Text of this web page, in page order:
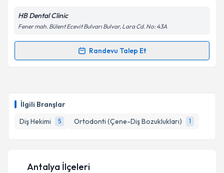
İlgili Branşlar
Diş Hekimi
5 Ortodonti (Çene-Diş Bozuklukları) 1
HB Dental Clinic
Fener mah. Bülent Ecevit Bulvarı Bulvar, Lara Cd. No: 43A
Randevu Talep Et
Randevu Takvimi Talebi
takvim hazırlandığında e-posta ile bilgilendireceğiz.
E-posta Adresiniz
Antalya İlçeleri